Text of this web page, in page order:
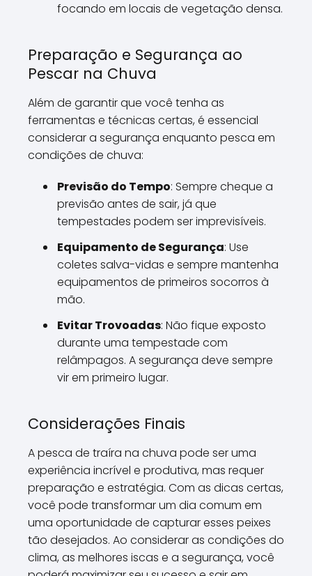
focando em locais de vegetação densa.
Preparação e Segurança ao
Pescar na Chuva
Além de garantir que você tenha as
ferramentas e técnicas certas, é essencial
considerar a segurança enquanto pesca em
condições de chuva:
Previsão do Tempo: Sempre cheque a
previsão antes de sair, já que
tempestades podem ser imprevisíveis.
Equipamento de Segurança: Use
coletes salva-vidas e sempre mantenha
equipamentos de primeiros socorros à
mão.
Evitar Trovoadas: Não fique exposto
durante uma tempestade com
relâmpagos. A segurança deve sempre
vir em primeiro lugar.
Considerações Finais
A pesca de traíra na chuva pode ser uma
experiência incrível e produtiva, mas requer
preparação e estratégia. Com as dicas certas,
você pode transformar um dia comum em
uma oportunidade de capturar esses peixes
tão desejados. Ao considerar as condições do
clima, as melhores iscas e a segurança, você